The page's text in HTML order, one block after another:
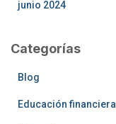
junio 2024
Categorías
Blog
Educación financiera